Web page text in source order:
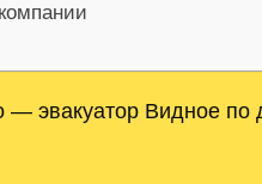
— эвакуатор Видное по